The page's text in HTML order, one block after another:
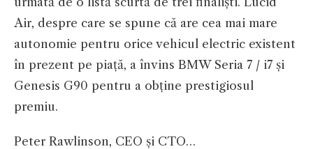
Air, despre care se spune că are cea mai mare
autonomie pentru orice vehicul electric existent
în prezent pe piață, a învins BMW Seria 7 / i7 și
Genesis G90 pentru a obține prestigiosul
premiu.
Peter Rawlinson, CEO și CTO…